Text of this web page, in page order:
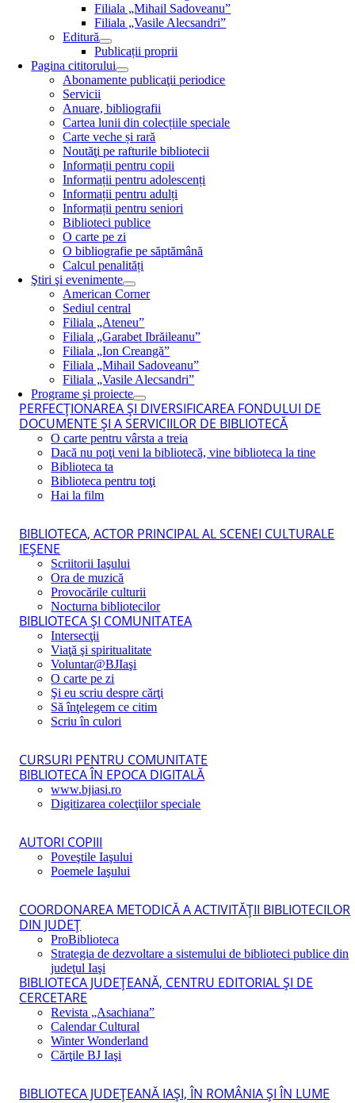
Filiala „Mihail Sadoveanu”
Filiala „Vasile Alecsandri”
Editură
Publicații proprii
Pagina cititorului
Abonamente publicaţii periodice
Servicii
Anuare, bibliografii
Cartea lunii din colecțiile speciale
Carte veche și rară
Noutăţi pe rafturile bibliotecii
Informații pentru copii
Informații pentru adolescenți
Informații pentru adulți
Informații pentru seniori
Biblioteci publice
O carte pe zi
O bibliografie pe săptămână
Calcul penalități
Ştiri şi evenimente
American Corner
Sediul central
Filiala „Ateneu”
Filiala „Garabet Ibrăileanu”
Filiala „Ion Creangă”
Filiala „Mihail Sadoveanu”
Filiala „Vasile Alecsandri”
Programe şi proiecte
PERFECŢIONAREA ŞI DIVERSIFICAREA FONDULUI DE
DOCUMENTE ŞI A SERVICIILOR DE BIBLIOTECĂ
O carte pentru vârsta a treia
Dacă nu poţi veni la bibliotecă, vine biblioteca la tine
Biblioteca ta
Biblioteca pentru toţi
Hai la film
BIBLIOTECA, ACTOR PRINCIPAL AL SCENEI CULTURALE
IEŞENE
Scriitorii Iaşului
Ora de muzică
Provocările culturii
Nocturna bibliotecilor
BIBLIOTECA ŞI COMUNITATEA
Intersecţii
Viaţă şi spiritualitate
Voluntar@BJIaşi
O carte pe zi
Şi eu scriu despre cărţi
Să înţelegem ce citim
Scriu în culori
CURSURI PENTRU COMUNITATE
BIBLIOTECA ÎN EPOCA DIGITALĂ
www.bjiasi.ro
Digitizarea colecţiilor speciale
AUTORI COPIII
Poveştile Iaşului
Poemele Iaşului
COORDONAREA METODICĂ A ACTIVITĂŢII BIBLIOTECILOR
DIN JUDEŢ
ProBiblioteca
Strategia de dezvoltare a sistemului de biblioteci publice din
judeţul Iaşi
BIBLIOTECA JUDEŢEANĂ, CENTRU EDITORIAL ŞI DE
CERCETARE
Revista „Asachiana”
Calendar Cultural
Winter Wonderland
Cărţile BJ Iaşi
BIBLIOTECA JUDEŢEANĂ IAŞI, ÎN ROMÂNIA ŞI ÎN LUME